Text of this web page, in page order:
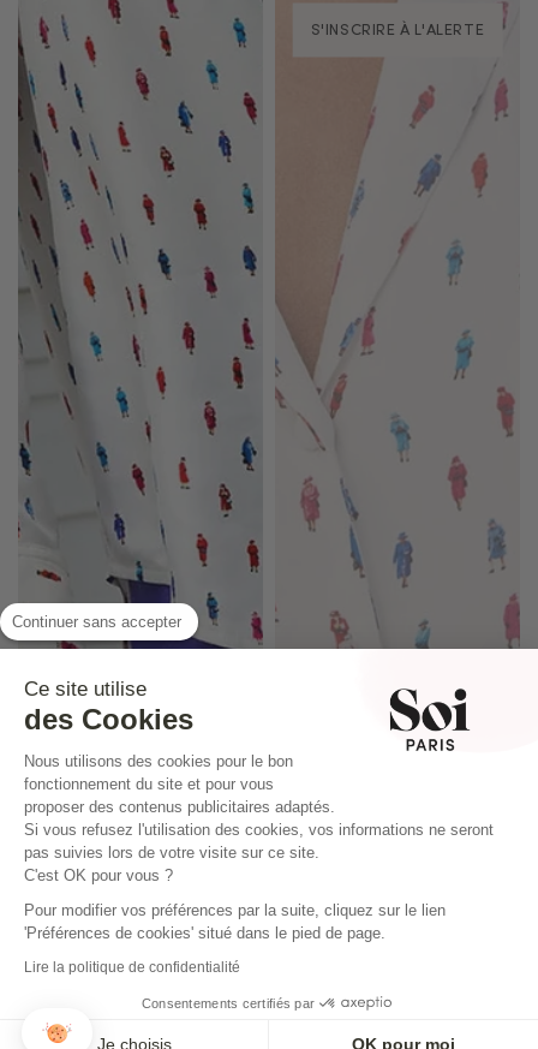
CHEMISIER EN SOIE REINE ELISABETH
S'INSCRIRE À L'ALERTE
Continuer sans accepter
Ce site utilise
des Cookies
Nous utilisons des cookies pour le bon
fonctionnement du site et pour vous
proposer des contenus publicitaires adaptés.
Si vous refusez l'utilisation des cookies, vos informations ne seront
pas suivies lors de votre visite sur ce site.
C'est OK pour vous ?
Pour modifier vos préférences par la suite, cliquez sur le lien
'Préférences de cookies' situé dans le pied de page.
Lire la politique de confidentialité
Consentements certifiés par
Je choisis OK pour moi